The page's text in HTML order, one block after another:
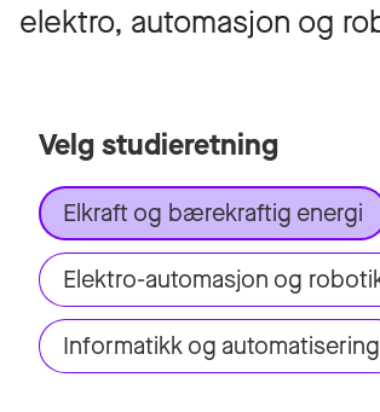
elektro, automasjon og
Velg studieretning
Elkraft og bærekraftig energi
Elektro-automasjon og
Informatikk og automatisering